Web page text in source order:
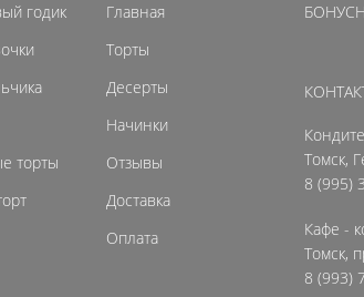
годик
торты
Главная
Торты
Десерты
Начинки
Отзывы
Доставка
Оплата
Томск,
8 (995)
Кафе -
Томск,
8 (993)